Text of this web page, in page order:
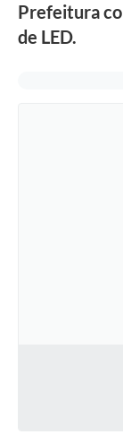
Contratos
Prefeitura
de LED.